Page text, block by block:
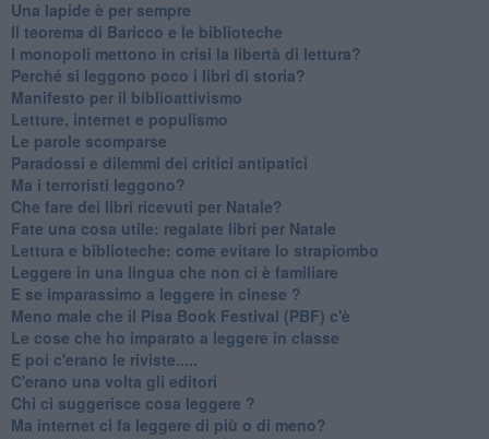
​Una lapide è per sempre
Il teorema di Baricco e le biblioteche
I monopoli mettono in crisi la libertà di lettura?
​Perché si leggono poco i libri di storia?
​Manifesto per il biblioattivismo
Letture, internet e populismo
​Le parole scomparse
​Paradossi e dilemmi dei critici antipatici
Ma i terroristi leggono?
​Che fare dei libri ricevuti per Natale?
​Fate una cosa utile: regalate libri per Natale
​Lettura e biblioteche: come evitare lo strapiombo
Leggere in una lingua che non ci è familiare
​E se imparassimo a leggere in cinese ?
​Meno male che il Pisa Book Festival (PBF) c'è
​Le cose che ho imparato a leggere in classe
​E poi c'erano le riviste.....
​C'erano una volta gli editori
​Chi ci suggerisce cosa leggere ?
​Ma internet ci fa leggere di più o di meno?